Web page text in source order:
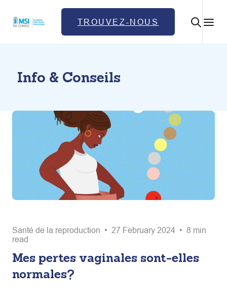
TROUVEZ-NOUS
Info & Conseils
Santé de la reproduction • 27 February 2024 • 8 min
read
Mes pertes vaginales sont-elles
normales?